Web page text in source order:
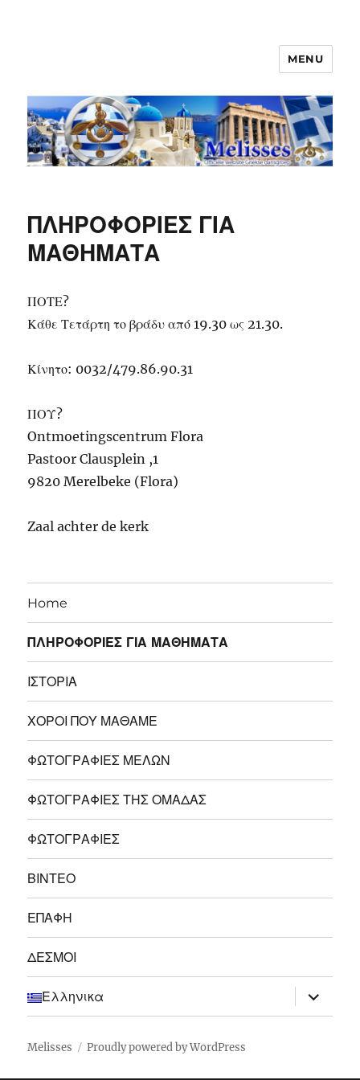
MENU
ΠΛΗΡΟΦΟΡΙΕΣ ΓΙΑ
ΜΑΘΗΜΑΤΑ
ΠΟΤΕ?
Κάθε Τετάρτη το βράδυ από 19.30 ως 21.30.
Κίνητο: 0032/479.86.90.31
ΠΟΥ?
Ontmoetingscentrum Flora
Pastoor Clausplein ,1
9820 Merelbeke (Flora)
Zaal achter de kerk
Home
ΠΛΗΡΟΦΟΡΙΕΣ ΓΙΑ ΜΑΘΗΜΑΤΑ
ΙΣΤΟΡΙΑ
ΧΟΡΟΙ ΠΟΥ ΜΑΘΑΜΕ
ΦΩΤΟΓΡΑΦΙΕΣ ΜΕΛΩΝ
ΦΩΤΟΓΡΑΦΙΕΣ ΤΗΣ ΟΜΑΔΑΣ
ΦΩΤΟΓΡΑΦΙΕΣ
ΒΙΝΤΕΟ
ΕΠΑΦΗ
ΔΕΣΜΟΙ
Ελληνικα
expand
child
menu
Melisses Proudly powered by WordPress